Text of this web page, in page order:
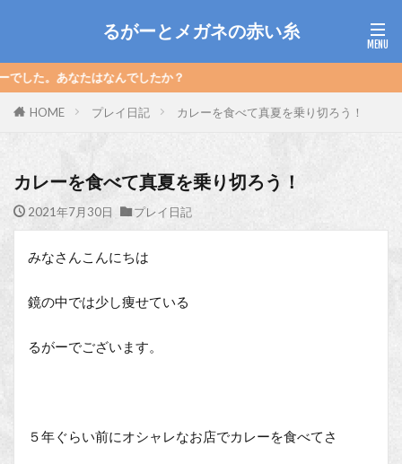
るがーとメガネの赤い糸
したか？
HOME プレイ日記 カレーを食べて真夏を乗り切ろう！
カレーを食べて真夏を乗り切ろう！
2021年7月30日 プレイ日記
みなさんこんにちは
鏡の中では少し痩せている
るがーでございます。
５年ぐらい前にオシャレなお店でカレーを食べてさ